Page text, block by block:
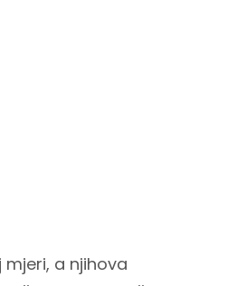
a njihova